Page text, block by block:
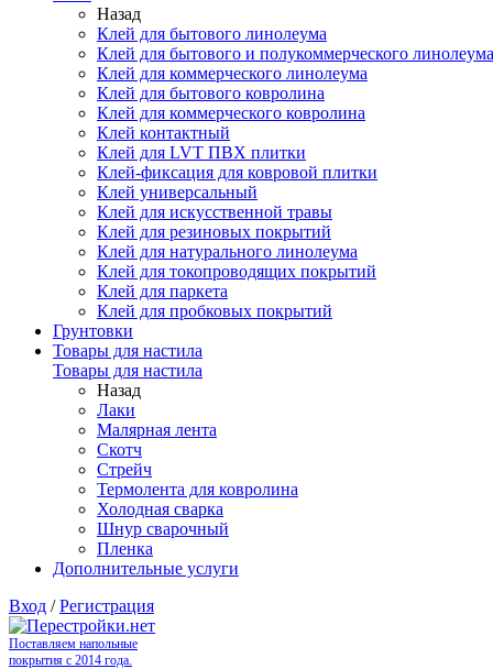
Назад
Клей для бытового линолеума
Клей для бытового и полукоммерческого линолеума
Клей для коммерческого линолеума
Клей для бытового ковролина
Клей для коммерческого ковролина
Клей контактный
Клей для LVT ПВХ плитки
Клей-фиксация для ковровой плитки
Клей универсальный
Клей для искусственной травы
Клей для резиновых покрытий
Клей для натурального линолеума
Клей для токопроводящих покрытий
Клей для паркета
Клей для пробковых покрытий
Грунтовки
Товары для настила
Товары для настила
Назад
Лаки
Малярная лента
Скотч
Стрейч
Термолента для ковролина
Холодная сварка
Шнур сварочный
Пленка
Дополнительные услуги
Вход /Регистрация
Поставляем напольные
покрытия с 2014 года.